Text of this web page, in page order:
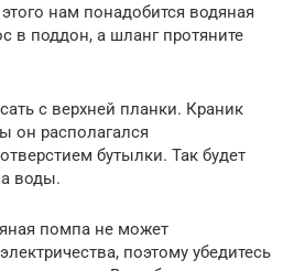
нам понадобится водяная
в поддон, а шланг протяните
с верхней планки. Краник
он располагался
бутылки. Так будет
воды.
помпа не может
поэтому убедитесь